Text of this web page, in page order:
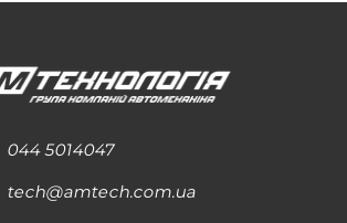
044 5014047
tech@amtech.com.ua